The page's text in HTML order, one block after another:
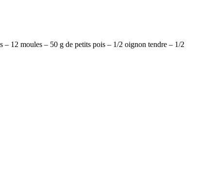
12 moules – 50 g de petits pois – 1/2 oignon tendre – 1/2